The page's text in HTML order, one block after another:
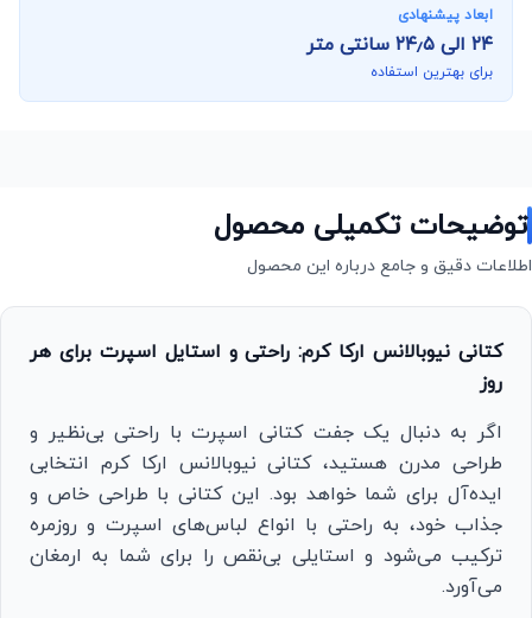
ابعاد پیشنهادی
۲۴ الی۲۴٫۵سانتی متر
برای بهترین استفاده
توضیحات تکمیلی محصول
اطلاعات دقیق و جامع درباره این محصول
کتانی نیوبالانس ارکا کرم: راحتی و استایل اسپرت برای هر
روز
اگر به دنبال یک جفت کتانی اسپرت با راحتی بی‌نظیر و
طراحی مدرن هستید، کتانی نیوبالانس ارکا کرم انتخابی
ایده‌آل برای شما خواهد بود. این کتانی با طراحی خاص و
جذاب خود، به راحتی با انواع لباس‌های اسپرت و روزمره
ترکیب می‌شود و استایلی بی‌نقص را برای شما به ارمغان
می‌آورد.